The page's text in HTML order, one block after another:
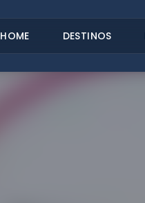
HOME DESTINOS